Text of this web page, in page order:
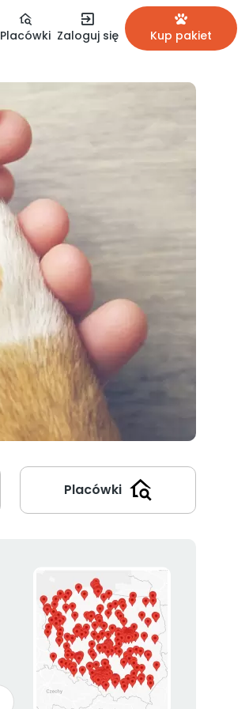
Placówki Zaloguj się Kup pakiet
Placówki